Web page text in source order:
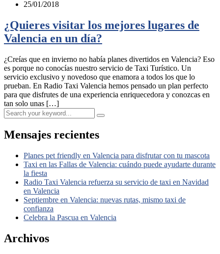
25/01/2018
¿Quieres visitar los mejores lugares de
Valencia en un día?
¿Creías que en invierno no había planes divertidos en Valencia? Eso
es porque no conocías nuestro servicio de Taxi Turístico. Un
servicio exclusivo y novedoso que enamora a todos los que lo
prueban. En Radio Taxi Valencia hemos pensado un plan perfecto
para que disfrutes de una experiencia enriquecedora y conozcas en
tan solo unas […]
Mensajes recientes
Planes pet friendly en Valencia para disfrutar con tu mascota
Taxi en las Fallas de Valencia: cuándo puede ayudarte durante
la fiesta
Radio Taxi Valencia refuerza su servicio de taxi en Navidad
en Valencia
Septiembre en Valencia: nuevas rutas, mismo taxi de
confianza
Celebra la Pascua en Valencia
Archivos